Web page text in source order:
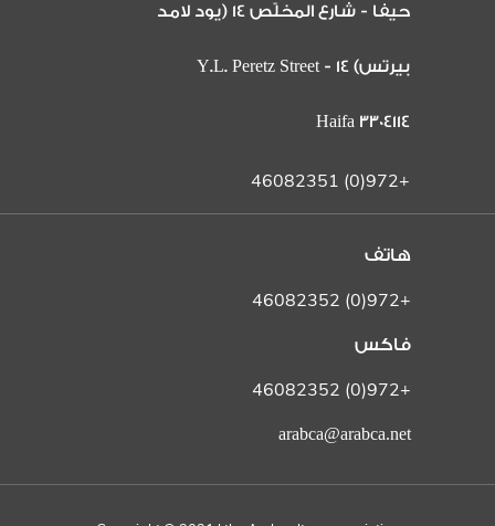
حيفا - شارع المخلّص 14 (يود لامد
بيرتس) 14 Y.L. Peretz Street -
Haifa 3304114
+972(0) 46082351
هاتف
+972(0) 46082352
فاكس
+972(0) 46082352
arabca@arabca.net